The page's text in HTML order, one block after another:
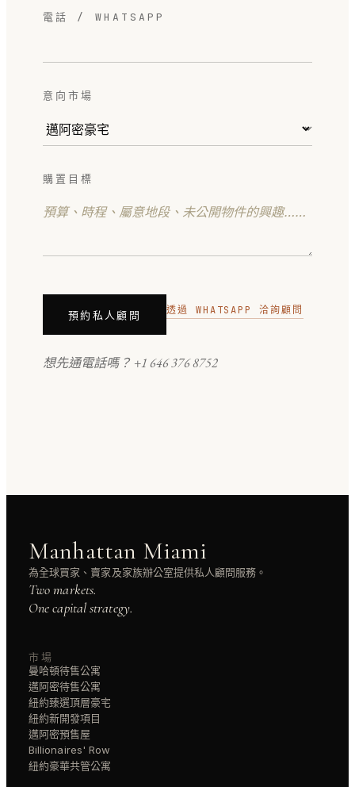
電話 / WHATSAPP
意向市場
購置目標
預約私人顧問 透過 WHATSAPP 洽詢顧問
想先通電話嗎？ +1 646 376 8752
Manhattan Miami
為全球買家、賣家及家族辦公室提供私人顧問服務。
Two markets.
One capital strategy.
市場
曼哈頓待售公寓
邁阿密待售公寓
紐約臻選頂層豪宅
紐約新開發項目
邁阿密預售屋
Billionaires' Row
紐約豪華共管公寓